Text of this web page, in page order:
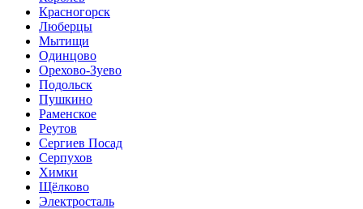
Красногорск
Люберцы
Мытищи
Одинцово
Орехово-Зуево
Подольск
Пушкино
Раменское
Реутов
Сергиев Посад
Серпухов
Химки
Щёлково
Электросталь